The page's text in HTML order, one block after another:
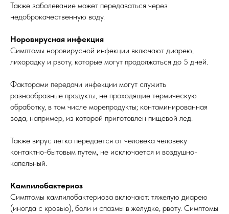
Также заболевание может передаваться через
недоброкачественную воду.
Норовирусная инфекция
Симптомы норовирусной инфекции включают диарею,
лихорадку и рвоту, которые могут продолжаться до 5 дней.
Факторами передачи инфекции могут служить
разнообразные продукты, не проходящие термическую
обработку, в том числе морепродукты; контаминированная
вода, например, из которой приготовлен пищевой лед.
Также вирус легко передается от человека человеку
контактно-бытовым путем, не исключается и воздушно-
капельный.
Кампилобактериоз
Симптомы кампилобактериоза включают: тяжелую диарею
(иногда с кровью), боли и спазмы в желудке, рвоту. Симптомы